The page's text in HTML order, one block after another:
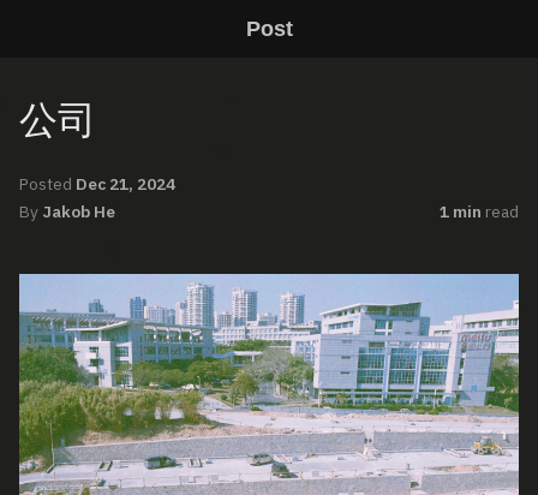
Post
公司
Posted Dec 21, 2024
By Jakob He 1 min read